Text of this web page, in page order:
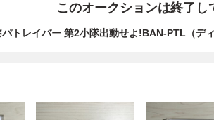
このオークションは終了し
トレイバー 第2小隊出動せよ!BAN-PTL（デ